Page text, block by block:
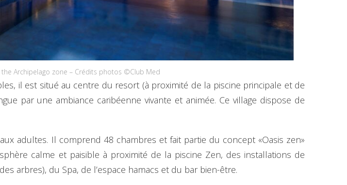
the Archipelago zone – Crédits photos ©Club Med
il est situé au centre du resort (à proximité de la piscine principale et de
par une ambiance caribéenne vivante et animée. Ce village dispose de
adultes. Il comprend 48 chambres et fait partie du concept «Oasis zen»
calme et paisible à proximité de la piscine Zen, des installations de
arbres), du Spa, de l’espace hamacs et du bar bien-être.